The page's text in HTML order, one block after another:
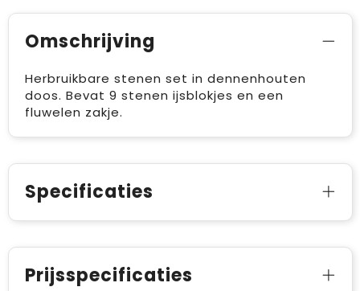
Omschrijving
Herbruikbare stenen set in dennenhouten
doos. Bevat 9 stenen ijsblokjes en een
fluwelen zakje.
Specificaties
Prijsspecificaties